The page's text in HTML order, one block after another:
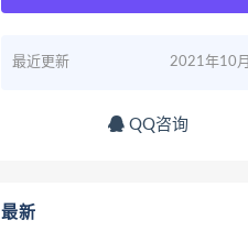
最近更新 2021年10
QQ咨询
最新